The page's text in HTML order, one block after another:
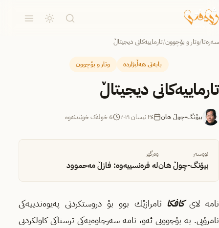
سەرەتا/وتار و بۆچوون/تارماییه‌كانی دیجیتاڵ
بابەتی هەڵبژاردە وتار و بۆچوون
تارماییه‌كانی دیجیتاڵ
بیۆنگ-چوڵ هان ٢٤ نیسان ٢٠٢١ 6 خولەک خوێندنەوە
نووسەر
بیۆنگ-چوڵ هان
وەرگێر
له‌ فره‌نسییه‌وه‌: فازڵ مه‌حموود
نامه‌ لایكافكا ئامرازێك بوو بۆ دروستكردنی په‌یوه‌ندییه‌كی
نامرۆیی. به‌ بۆچوونی ئه‌و، نامه‌ سه‌رچاوه‌یه‌كی ترسناكی كاولكردنی